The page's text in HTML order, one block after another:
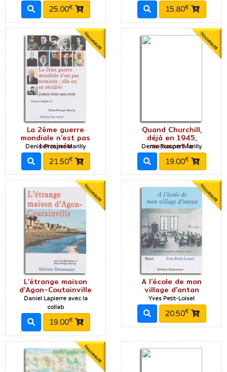
25.00€ 15.80€
La 2ème guerre
mondiale n'est pas
terminée
Denis-Prosper Marilly
21.50€
Quand Churchill,
déjà en 1945,
mesurant le
Denis-Prosper Marilly
19.00€
L'étrange maison
d'Agon-Coutainville
Daniel Lapierre avec la
collab
19.00€
A l'école de mon
village d'antan
Yves Petit-Loisel
20.50€